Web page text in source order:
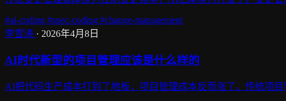
#ai-coding #spec-coding #change-management
李雪涛 · 2026年4月8日
AI时代新型的项目管理应该是什么样的
AI把代码生产成本打到了地板，项目管理成本反而涨了。传统项